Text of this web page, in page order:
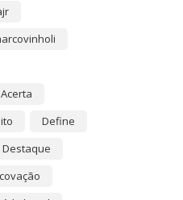
Acerta
Define
Destaque